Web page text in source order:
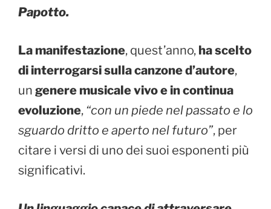
Papotto.
La manifestazione, quest’anno, ha scelto
di interrogarsi sulla canzone d’autore,
un genere musicale vivoe in continua
evoluzione, “con un piede nel passato e lo
sguardo dritto e aperto nel futuro”, per
citare i versi di uno dei suoi esponenti più
significativi.